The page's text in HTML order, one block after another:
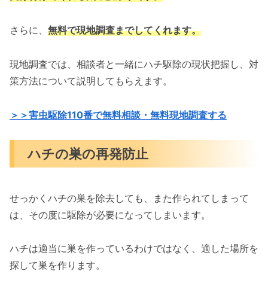
さらに、 無料で現地調査までしてくれます。
現地調査では、相談者と一緒にハチ駆除の現状把握し、対
策方法について説明してもらえます。
＞＞害虫駆除110番で無料相談・無料現地調査する
ハチの巣の再発防止
せっかくハチの巣を除去しても、また作られてしまって
は、その度に駆除が必要になってしまいます。
ハチは適当に巣を作っているわけではなく、適した場所を
探して巣を作ります。